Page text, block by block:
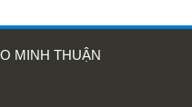
MINH THUẬN